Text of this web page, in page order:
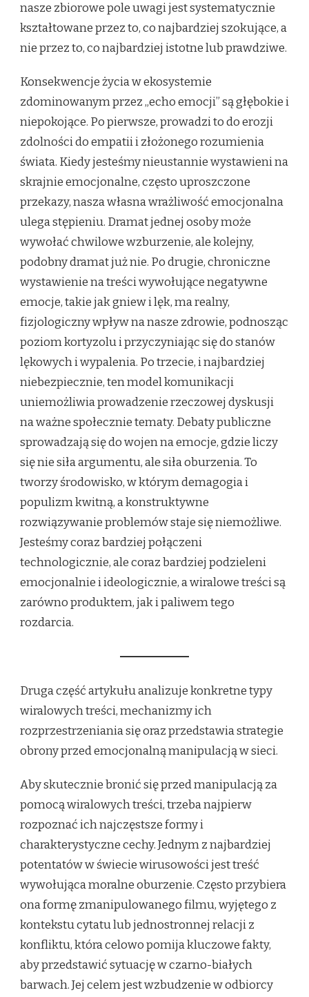
nasze zbiorowe pole uwagi jest systematycznie
kształtowane przez to, co najbardziej szokujące, a
nie przez to, co najbardziej istotne lub prawdziwe.
Konsekwencje życia w ekosystemie
zdominowanym przez „echo emocji” są głębokie i
niepokojące. Po pierwsze, prowadzi to do erozji
zdolności do empatii i złożonego rozumienia
świata. Kiedy jesteśmy nieustannie wystawieni na
skrajnie emocjonalne, często uproszczone
przekazy, nasza własna wrażliwość emocjonalna
ulega stępieniu. Dramat jednej osoby może
wywołać chwilowe wzburzenie, ale kolejny,
podobny dramat już nie. Po drugie, chroniczne
wystawienie na treści wywołujące negatywne
emocje, takie jak gniew i lęk, ma realny,
fizjologiczny wpływ na nasze zdrowie, podnosząc
poziom kortyzolu i przyczyniając się do stanów
lękowych i wypalenia. Po trzecie, i najbardziej
niebezpiecznie, ten model komunikacji
uniemożliwia prowadzenie rzeczowej dyskusji
na ważne społecznie tematy. Debaty publiczne
sprowadzają się do wojen na emocje, gdzie liczy
się nie siła argumentu, ale siła oburzenia. To
tworzy środowisko, w którym demagogia i
populizm kwitną, a konstruktywne
rozwiązywanie problemów staje się niemożliwe.
Jesteśmy coraz bardziej połączeni
technologicznie, ale coraz bardziej podzieleni
emocjonalnie i ideologicznie, a wiralowe treści są
zarówno produktem, jak i paliwem tego
rozdarcia.
Druga część artykułu analizuje konkretne typy
wiralowych treści, mechanizmy ich
rozprzestrzeniania się oraz przedstawia strategie
obrony przed emocjonalną manipulacją w sieci.
Aby skutecznie bronić się przed manipulacją za
pomocą wiralowych treści, trzeba najpierw
rozpoznać ich najczęstsze formy i
charakterystyczne cechy. Jednym z najbardziej
potentatów w świecie wirusowości jest treść
wywołująca moralne oburzenie. Często przybiera
ona formę zmanipulowanego filmu, wyjętego z
kontekstu cytatu lub jednostronnej relacji z
konfliktu, która celowo pomija kluczowe fakty,
aby przedstawić sytuację w czarno-białych
barwach. Jej celem jest wzbudzenie w odbiorcy